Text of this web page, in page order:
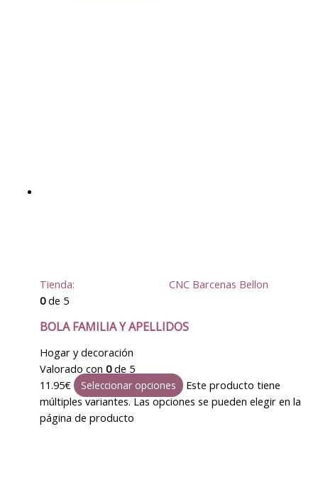
Tienda:
CNC Barcenas Bellon
0de 5
BOLA FAMILIA Y APELLIDOS
Hogar y decoración
Valorado con 0de 5
11.95€ Seleccionar opciones
Este producto tiene
múltiples variantes. Las opciones se pueden elegir en la
página de producto